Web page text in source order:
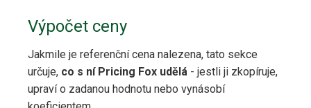
Výpočet ceny
Jakmile je referenční cena nalezena, tato sekce
určuje, co s ní Pricing Fox udělá - jestli ji zkopíruje,
upraví o zadanou hodnotu nebo vynásobí